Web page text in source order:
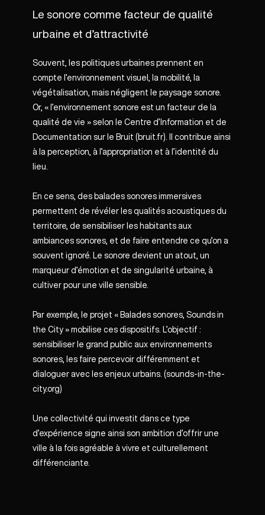
Le sonore comme facteur de qualité
urbaine et d’attractivité
Souvent, les politiques urbaines prennent en
compte l’environnement visuel, la mobilité, la
végétalisation, mais négligent le paysage sonore.
Or, « l’environnement sonore est un facteur de la
qualité de vie » selon le Centre d’Information et de
Documentation sur le Bruit ( bruit.fr). Il contribue ainsi
à la perception, à l’appropriation et à l’identité du
lieu.
En ce sens, des balades sonores immersives
permettent de révéler les qualités acoustiques du
territoire, de sensibiliser les habitants aux
ambiances sonores, et de faire entendre ce qu’on a
souvent ignoré. Le sonore devient un atout, un
marqueur d’émotion et de singularité urbaine, à
cultiver pour une ville sensible.
Par exemple, le projet « Balades sonores, Sounds in
the City » mobilise ces dispositifs. L’objectif :
sensibiliser le grand public aux environnements
sonores, les faire percevoir différemment et
dialoguer avec les enjeux urbains. (sounds-in-the-
city.org)
Une collectivité qui investit dans ce type
d’expérience signe ainsi son ambition d’offrir une
ville à la fois agréable à vivre et culturellement
différenciante.